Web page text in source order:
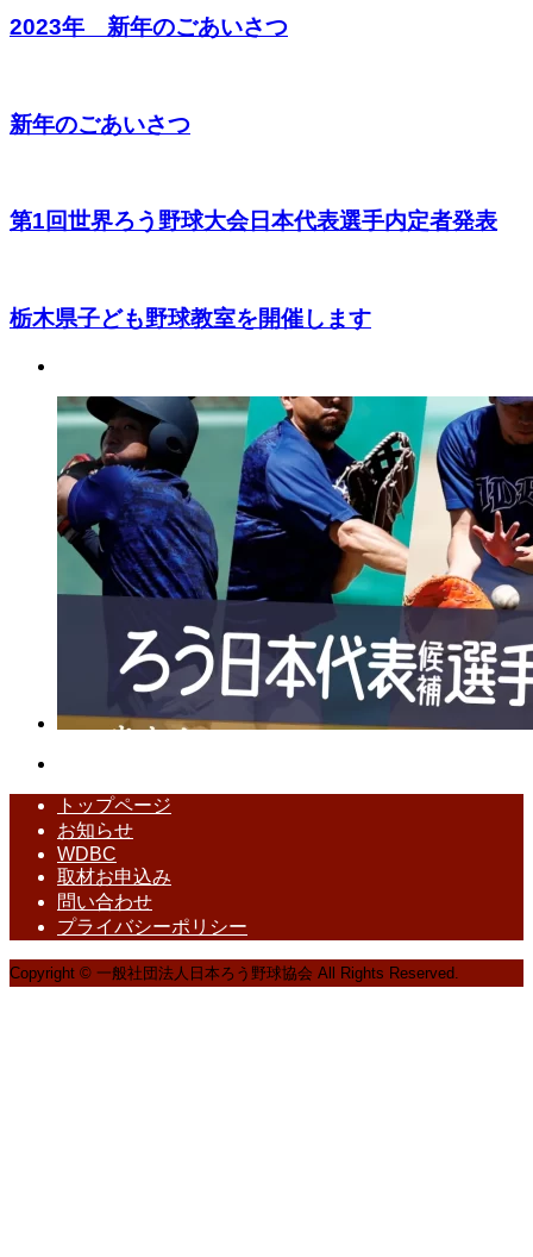
2023年 新年のごあいさつ
新年のごあいさつ
第1回世界ろう野球大会日本代表選手内定者発表
栃木県子ども野球教室を開催します
トップページ
お知らせ
WDBC
取材お申込み
問い合わせ
プライバシーポリシー
Copyright © 一般社団法人日本ろう野球協会 All Rights Reserved.